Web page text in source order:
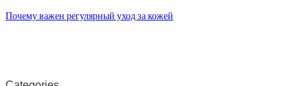
Почему важен регулярный уход за кожей